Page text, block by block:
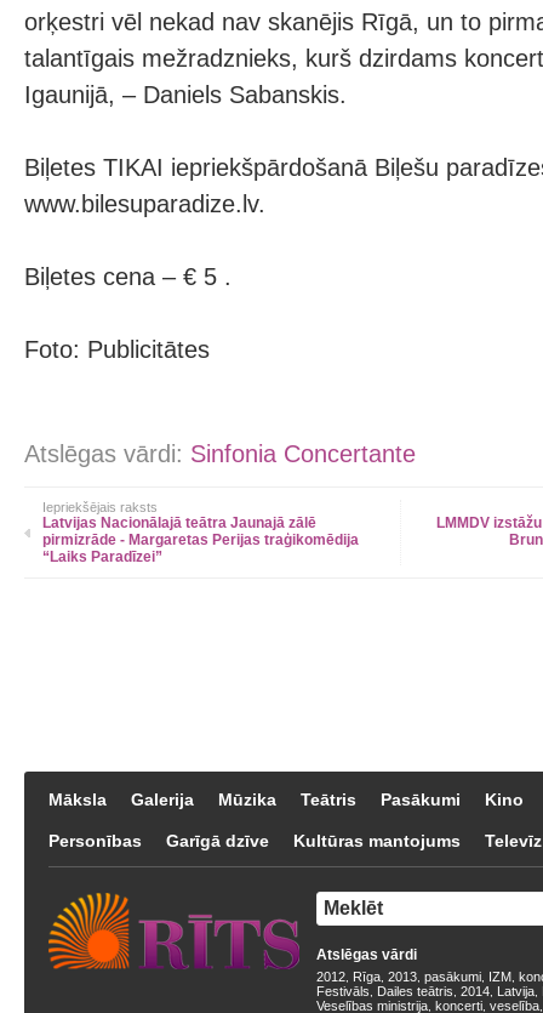
orķestri vēl nekad nav skanējis Rīgā, un to
talantīgais mežradznieks, kurš dzirdams
Igaunijā, – Daniels Sabanskis.
Biļetes TIKAI iepriekšpārdošanā Biļešu
www.bilesuparadize.lv.
Biļetes cena – € 5 .
Foto: Publicitātes
Atslēgas vārdi: Sinfonia Concertante
Iepriekšējais raksts
Latvijas Nacionālajā teātra Jaunajā zālē
pirmizrāde - Margaretas Perijas traģikomēdija
“Laiks Paradīzei”
LMMDV
Māksla Galerija Mūzika Teātris Pasākumi Kino
Personības Garīgā dzīve Kultūras mantojums
Atslēgas vārdi
2012 Rīga 2013 pasākumi IZM
Festivāls
Dailes teātris 2014 Latvija
Veselības ministrija koncerti veselība